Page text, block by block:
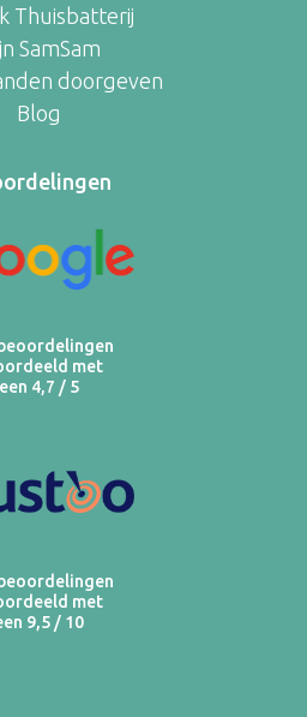
Thuisbatterij
SamSam
doorgeven
Blog
met
een 4,7 / 5
met
9,5 / 10